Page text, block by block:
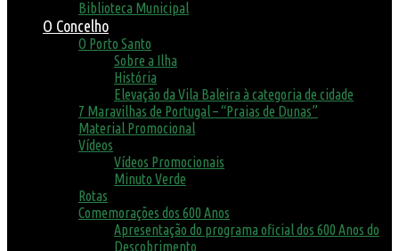
Biblioteca Municipal
O Concelho
O Porto Santo
Sobre a Ilha
História
Elevação da Vila Baleira à categoria de cidade
7 Maravilhas de Portugal – “Praias de Dunas”
Material Promocional
Vídeos
Vídeos Promocionais
Minuto Verde
Rotas
Comemorações dos 600 Anos
Apresentação do programa oficial dos 600 Anos do
Descobrimento